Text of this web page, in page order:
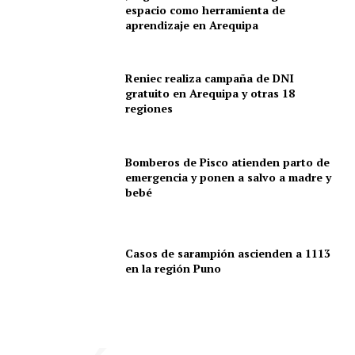
espacio como herramienta de
aprendizaje en Arequipa
Reniec realiza campaña de DNI
gratuito en Arequipa y otras 18
regiones
Bomberos de Pisco atienden parto de
emergencia y ponen a salvo a madre y
bebé
Casos de sarampión ascienden a 1113
en la región Puno